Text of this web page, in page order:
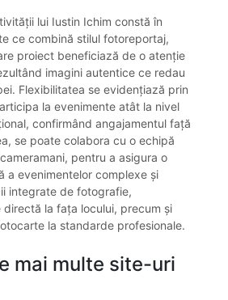
lui Iustin Ichim constă în
ce combină stilul fotoreportaj,
proiect beneficiază de o atenție
imagini autentice ce redau
Flexibilitatea se evidențiază prin
la evenimente atât la nivel
confirmând angajamentul față
se poate colabora cu o echipă
pentru a asigura o
a evenimentelor complexe și
integrate de fotografie,
la fața locului, precum și
la standarde profesionale.
mai multe site-uri